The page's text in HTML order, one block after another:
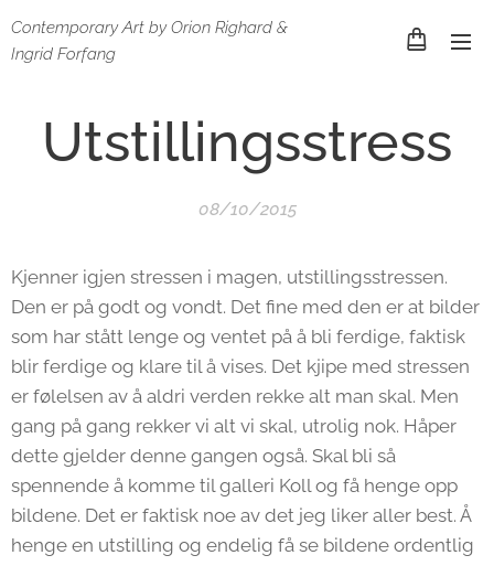
Contemporary Art by Orion Righard &
Ingrid Forfang
Utstillingsstress
08/10/2015
Kjenner igjen stressen i magen, utstillingsstressen.
Den er på godt og vondt. Det fine med den er at bilder
som har stått lenge og ventet på å bli ferdige, faktisk
blir ferdige og klare til å vises. Det kjipe med stressen
er følelsen av å aldri verden rekke alt man skal. Men
gang på gang rekker vi alt vi skal, utrolig nok. Håper
dette gjelder denne gangen også. Skal bli så
spennende å komme til galleri Koll og få henge opp
bildene. Det er faktisk noe av det jeg liker aller best. Å
henge en utstilling og endelig få se bildene ordentlig